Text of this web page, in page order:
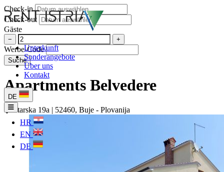
Unterkunft
Sonderangebote
Über uns
Kontakt
DE
HR
EN
DE
Check-in
Check-out
Gäste
− +
Werbe-Code
Suche
Apartments Belvedere
Istarska 19a | 52460, Buje - Plovanija